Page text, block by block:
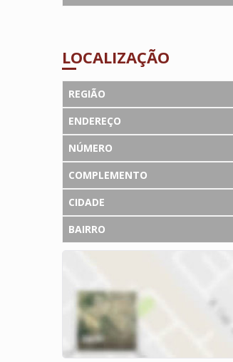
LOCALIZAÇÃO
REGIÃO
ENDEREÇO
NÚMERO
COMPLEMENTO
CIDADE
BAIRRO